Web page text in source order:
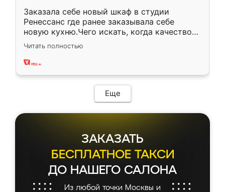
Заказала себе новый шкаф в студии
Ренессанс где ранее заказывала себе
новую кухню.Чего искать, когда качеством
вполне довольна. Служит кухня уже почти
два года, нареканий нет.
Читать полностью
Еще
ЗАКАЗАТЬ
БЕСПЛАТНОЕ ТАКСИ
ДО НАШЕГО САЛОНА
Из любой точки Москвы и